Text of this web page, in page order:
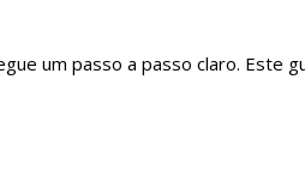
um passo a passo claro. Este